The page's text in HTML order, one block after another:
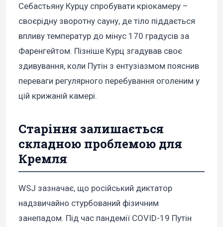
Себастьяну Курцу спробувати кріокамеру –
своєрідну зворотну сауну, де тіло піддається
впливу температур до мінус 170 градусів за
Фаренгейтом. Пізніше Курц згадував своє
здивування, коли Путін з ентузіазмом пояснив
переваги регулярного перебування оголеним у
цій крижаній камері.
Старіння залишається
складною проблемою для
Кремля
WSJ зазначає, що російський диктатор
надзвичайно стурбований фізичним
занепадом. Під час пандемії COVID-19 Путін